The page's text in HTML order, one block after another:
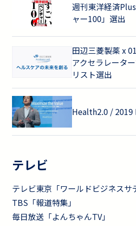
週刊東洋経済
ャー100」選出
田辺三菱製薬 x
アクセラレータ
リスト選出
Health2.0 /
テレビ
テレビ東京「ワールドビジネスサ
TBS「報道特集」
毎日放送「よんちゃんTV」